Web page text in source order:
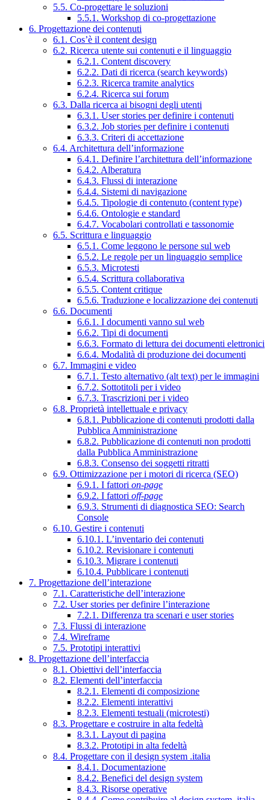
5.5. Co-progettare le soluzioni
5.5.1. Workshop di co-progettazione
6. Progettazione dei contenuti
6.1. Cos’è il content design
6.2. Ricerca utente sui contenuti e il linguaggio
6.2.1. Content discovery
6.2.2. Dati di ricerca (search keywords)
6.2.3. Ricerca tramite analytics
6.2.4. Ricerca sui forum
6.3. Dalla ricerca ai bisogni degli utenti
6.3.1. User stories per definire i contenuti
6.3.2. Job stories per definire i contenuti
6.3.3. Criteri di accettazione
6.4. Architettura dell’informazione
6.4.1. Definire l’architettura dell’informazione
6.4.2. Alberatura
6.4.3. Flussi di interazione
6.4.4. Sistemi di navigazione
6.4.5. Tipologie di contenuto (content type)
6.4.6. Ontologie e standard
6.4.7. Vocabolari controllati e tassonomie
6.5. Scrittura e linguaggio
6.5.1. Come leggono le persone sul web
6.5.2. Le regole per un linguaggio semplice
6.5.3. Microtesti
6.5.4. Scrittura collaborativa
6.5.5. Content critique
6.5.6. Traduzione e localizzazione dei contenuti
6.6. Documenti
6.6.1. I documenti vanno sul web
6.6.2. Tipi di documenti
6.6.3. Formato di lettura dei documenti elettronici
6.6.4. Modalità di produzione dei documenti
6.7. Immagini e video
6.7.1. Testo alternativo (alt text) per le immagini
6.7.2. Sottotitoli per i video
6.7.3. Trascrizioni per i video
6.8. Proprietà intellettuale e privacy
6.8.1. Pubblicazione di contenuti prodotti dalla
Pubblica Amministrazione
6.8.2. Pubblicazione di contenuti non prodotti
dalla Pubblica Amministrazione
6.8.3. Consenso dei soggetti ritratti
6.9. Ottimizzazione per i motori di ricerca (SEO)
6.9.1. I fattori on-page
6.9.2. I fattori off-page
6.9.3. Strumenti di diagnostica SEO: Search
Console
6.10. Gestire i contenuti
6.10.1. L’inventario dei contenuti
6.10.2. Revisionare i contenuti
6.10.3. Migrare i contenuti
6.10.4. Pubblicare i contenuti
7. Progettazione dell’interazione
7.1. Caratteristiche dell’interazione
7.2. User stories per definire l’interazione
7.2.1. Differenza tra scenari e user stories
7.3. Flussi di interazione
7.4. Wireframe
7.5. Prototipi interattivi
8. Progettazione dell’interfaccia
8.1. Obiettivi dell’interfaccia
8.2. Elementi dell’interfaccia
8.2.1. Elementi di composizione
8.2.2. Elementi interattivi
8.2.3. Elementi testuali (microtesti)
8.3. Progettare e costruire in alta fedeltà
8.3.1. Layout di pagina
8.3.2. Prototipi in alta fedeltà
8.4. Progettare con il design system .italia
8.4.1. Documentazione
8.4.2. Benefici del design system
8.4.3. Risorse operative